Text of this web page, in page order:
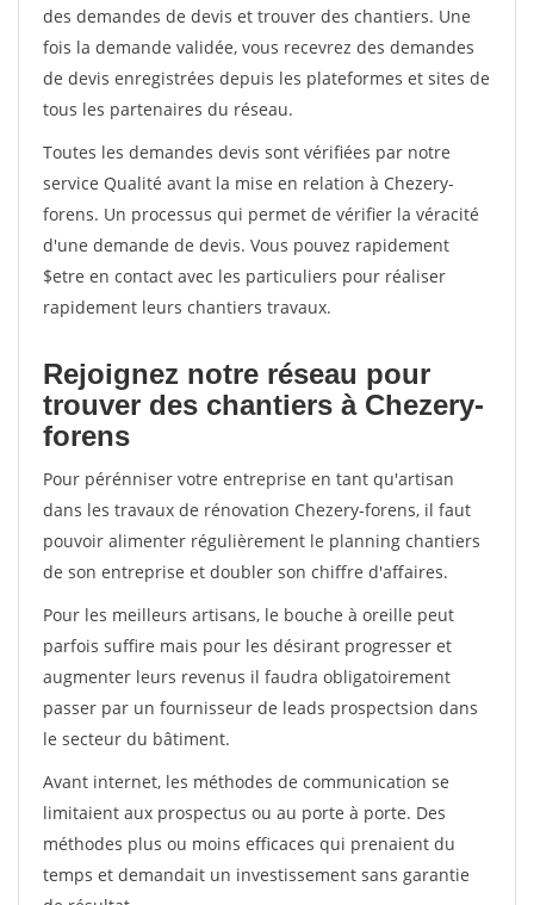
des demandes de devis et trouver des chantiers. Une
fois la demande validée, vous recevrez des demandes
de devis enregistrées depuis les plateformes et sites de
tous les partenaires du réseau.
Toutes les demandes devis sont vérifiées par notre
service Qualité avant la mise en relation à Chezery-
forens. Un processus qui permet de vérifier la véracité
d'une demande de devis. Vous pouvez rapidement
$etre en contact avec les particuliers pour réaliser
rapidement leurs chantiers travaux.
Rejoignez notre réseau pour
trouver des chantiers à Chezery-
forens
Pour pérénniser votre entreprise en tant qu'artisan
dans les travaux de rénovation Chezery-forens, il faut
pouvoir alimenter régulièrement le planning chantiers
de son entreprise et doubler son chiffre d'affaires.
Pour les meilleurs artisans, le bouche à oreille peut
parfois suffire mais pour les désirant progresser et
augmenter leurs revenus il faudra obligatoirement
passer par un fournisseur de leads prospectsion dans
le secteur du bâtiment.
Avant internet, les méthodes de communication se
limitaient aux prospectus ou au porte à porte. Des
méthodes plus ou moins efficaces qui prenaient du
temps et demandait un investissement sans garantie